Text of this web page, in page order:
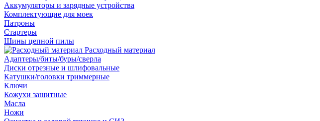
Аккумуляторы и зарядные устройства
Комплектующие для моек
Патроны
Стартеры
Шины цепной пилы
Расходный материал
Адаптеры/биты/буры/сверла
Диски отрезные и шлифовальные
Катушки/головки триммерные
Ключи
Кожухи защитные
Масла
Ножи